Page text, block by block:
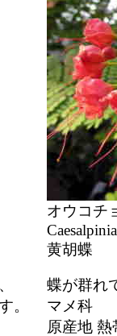
。
オウコチ
黄胡蝶
蝶が群れ
マメ科
原産地